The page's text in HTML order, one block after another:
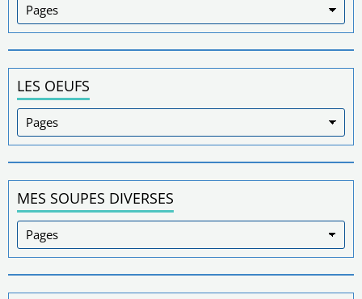
LES OEUFS
MES SOUPES DIVERSES